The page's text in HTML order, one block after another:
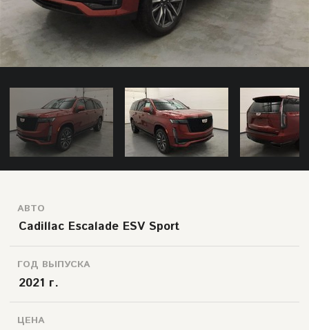
АВТО
Cadillac Escalade ESV Sport
ГОД ВЫПУСКА
2021 г.
ЦЕНА